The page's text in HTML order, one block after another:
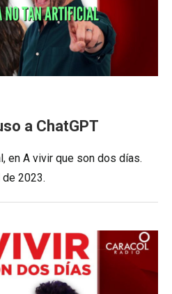
a ChatGPT
en A vivir que son dos días.
2023.